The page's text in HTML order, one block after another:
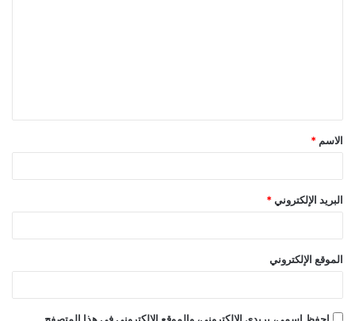
ق
*
الاسم *
البريد الإلكتروني *
الموقع الإلكتروني